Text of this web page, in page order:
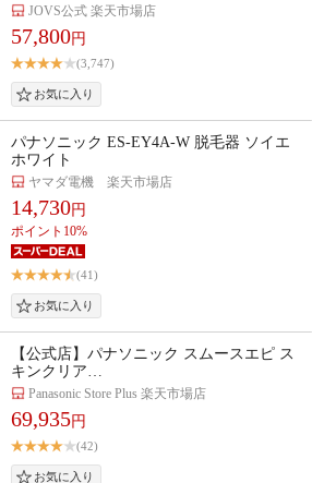
JOVS公式 楽天市場店
57,800円
(3,747)
パナソニック ES-EY4A-W 脱毛器 ソイエ
ホワイト
ヤマダ電機 楽天市場店
14,730円
ポイント10%
(41)
【公式店】パナソニック スムースエピ ス
キンクリア…
Panasonic Store Plus 楽天市場店
69,935円
(42)